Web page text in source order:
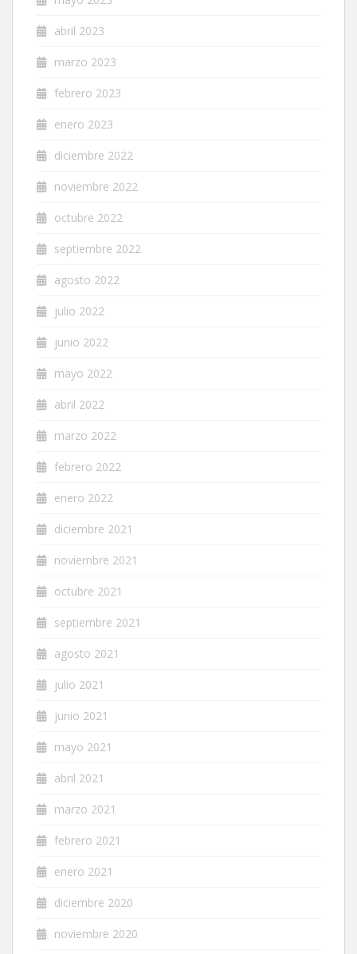
abril 2023
marzo 2023
febrero 2023
enero 2023
diciembre 2022
noviembre 2022
octubre 2022
septiembre 2022
agosto 2022
julio 2022
junio 2022
mayo 2022
abril 2022
marzo 2022
febrero 2022
enero 2022
diciembre 2021
noviembre 2021
octubre 2021
septiembre 2021
agosto 2021
julio 2021
junio 2021
mayo 2021
abril 2021
marzo 2021
febrero 2021
enero 2021
diciembre 2020
noviembre 2020